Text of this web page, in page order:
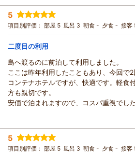
用くださいませ。またのお越しをスタ
申し上げております。
HOTEL R9 The Yard丸亀 スタッフ一
たまたま宿泊する部屋の前に駐車場があ
のですが、すでに別の車が停まっていた
した。全部の部屋の前に駐車場があるわ
宿泊時期： 2026年02月宿泊 (夫婦旅行)
投稿者： だっふぃーさん
宿泊プラン： 【じゃらんのお得な10日間】ビジ
ホットドリンク付【駐車場至近＆無料】
ダブル
宿泊価格帯： 5,001～6,000円(大人一人あたり/
HOTEL R9 The Yard 丸亀からの返信
この度はHOTEL R9 The Yard丸亀をご
ありがとうございます。 ご滞在に関し
たしまして申し訳ございません。今後の
き、お客様により一層ご満足頂けるホテ
す。 またお近くにお越しの際には、ぜ
さいませ。またのお越しをスタッフ一
げております。
HOTEL R9 The Yard丸亀 スタッフ一
5
項目別評価： 部屋 5 風呂 3 朝食 - 夕食 - 接客
二度目の利用
島へ渡るのに前泊して利用しました。
ここは昨年利用したこともあり、今回で2
コンテナホテルですが、快適です。軽食
方も親切です。
安価で泊まれますので、コスパ重視でし
宿泊時期： 2026年02月宿泊 (一人旅)
投稿者： トモっちさん
宿泊プラン： 【スタンダード】ビジネスや観光
5
項目別評価： 部屋 5 風呂 3 朝食 - 夕食 - 接客